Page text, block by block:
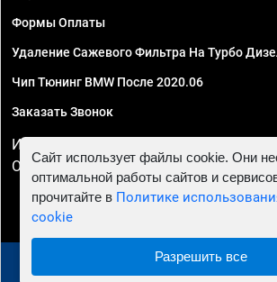
Формы Оплаты
Удаление Сажевого Фильтра На Турбо
Чип Тюнинг BMW После 2020.06
Заказать Звонок
ИП Смирнов Георгий Павлович. ИНН
ОГРНИП 324470400032610
© 2010 - 2026 Чип тюнинг в
Сайт использует файлы cookie. Они
оптимальной работы сайтов и
прочитайте в Политике
cookie
Разрешить все